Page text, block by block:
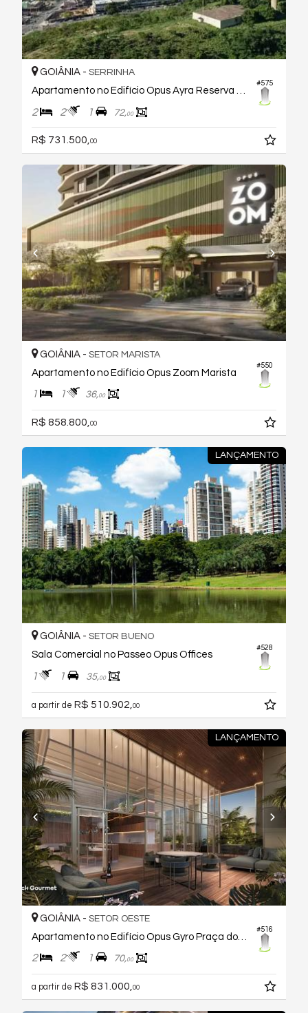
#575
GOIÂNIA - SERRINHA
Apartamento no Edifício Opus Ayra Reserva Ybiti
2 2 1 72,00
R$ 731.500,00
#550
GOIÂNIA - SETOR MARISTA
Apartamento no Edifício Opus Zoom Marista
1 1 36,00
R$ 858.800, 00
LANÇAMENTO
#528
GOIÂNIA - SETOR BUENO
Sala Comercial no Passeo Opus Offices
1 1 35,00
a partir de R$ 510.902, 00
LANÇAMENTO
#516
GOIÂNIA - SETOR OESTE
2 2 1 70,00
a partir de R$ 831.000, 00